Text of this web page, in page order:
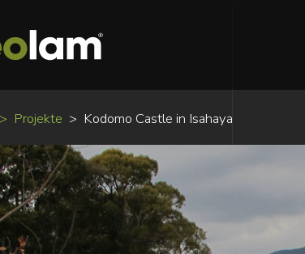
Projekte Kodomo Castle in Isahaya